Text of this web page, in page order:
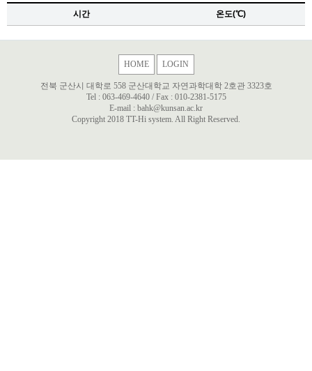
시간 온도(℃)
HOME LOGIN
전북 군산시 대학로 558 군산대학교 자연과학대학 2호관 3323호
Tel : 063-469-4640/ Fax : 010-2381-5175
E-mail : bahk@kunsan.ac.kr
Copyright 2018 TT-Hi system. All Right Reserved.